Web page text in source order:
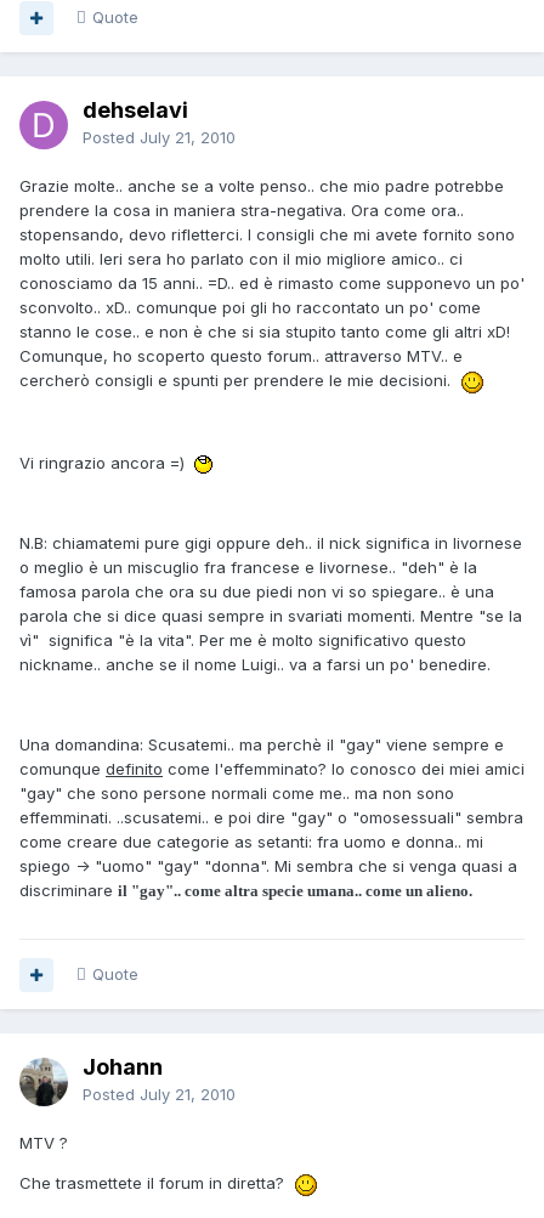
Quote
dehselavi
Posted July 21, 2010
Grazie molte.. anche se a volte penso.. che mio padre potrebbe
prendere la cosa in maniera stra-negativa. Ora come ora..
stopensando, devo rifletterci. I consigli che mi avete fornito sono
molto utili. Ieri sera ho parlato con il mio migliore amico.. ci
conosciamo da 15 anni.. =D.. ed è rimasto come supponevo un po'
sconvolto.. xD.. comunque poi gli ho raccontato un po' come
stanno le cose.. e non è che si sia stupito tanto come gli altri xD!
Comunque, ho scoperto questo forum.. attraverso MTV.. e
cercherò consigli e spunti per prendere le mie decisioni.
Vi ringrazio ancora =)
N.B: chiamatemi pure gigi oppure deh.. il nick significa in livornese
o meglio è un miscuglio fra francese e livornese.. "deh" è la
famosa parola che ora su due piedi non vi so spiegare.. è una
parola che si dice quasi sempre in svariati momenti. Mentre "se la
vì" significa "è la vita". Per me è molto significativo questo
nickname.. anche se il nome Luigi.. va a farsi un po' benedire.
Una domandina: Scusatemi.. ma perchè il "gay" viene sempre e
comunque definito come l'effemminato? Io conosco dei miei amici
"gay" che sono persone normali come me.. ma non sono
effemminati. ..scusatemi.. e poi dire "gay" o "omosessuali" sembra
come creare due categorie as setanti: fra uomo e donna.. mi
spiego -> "uomo" "gay" "donna". Mi sembra che si venga quasi a
discriminare il "gay".. come altra specie umana.. come un alieno.
Quote
Johann
Posted July 21, 2010
MTV ?
Che trasmettete il forum in diretta?